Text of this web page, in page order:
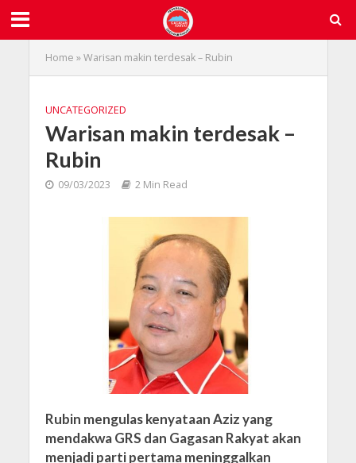
Home »Warisan makin terdesak – Rubin
UNCATEGORIZED
Warisan makin terdesak –
Rubin
09/03/2023 2 Min Read
Rubin mengulas kenyataan Aziz yang
mendakwa GRS dan Gagasan Rakyat akan
menjadi parti pertama meninggalkan